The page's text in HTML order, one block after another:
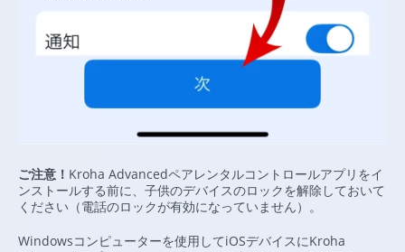
ご注意！ Kroha Advancedペアレンタルコントロールアプリをイ
ンストールする前に、子供のデバイスのロックを解除しておいて
ください（電話のロックが有効になっていません）。
Windowsコンピューターを使用してiOSデバイスにKroha